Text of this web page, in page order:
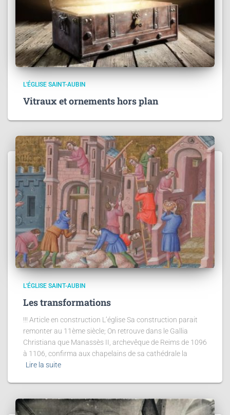
L'ÉGLISE SAINT-AUBIN
Vitraux et ornements hors plan
L'ÉGLISE SAINT-AUBIN
Les transformations
!!! Article en construction L’église Sa construction parait
remonter au 11ème siècle; On retrouve dans le Gallia
Christiana que Manassès II, archevêque de Reims de 1096
à 1106, confirma aux chapelains de sa cathédrale la
Lire la suite